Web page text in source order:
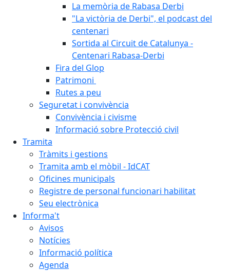
La memòria de Rabasa Derbi
"La victòria de Derbi", el podcast del
centenari
Sortida al Circuit de Catalunya -
Centenari Rabasa-Derbi
Fira del Glop
Patrimoni
Rutes a peu
Seguretat i convivència
Convivència i civisme
Informació sobre Protecció civil
Tramita
Tràmits i gestions
Tramita amb el mòbil - IdCAT
Oficines municipals
Registre de personal funcionari habilitat
Seu electrònica
Informa't
Avisos
Notícies
Informació política
Agenda